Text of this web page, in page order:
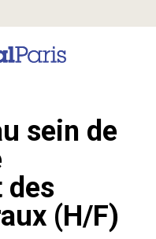
sein de
des
(H/F)